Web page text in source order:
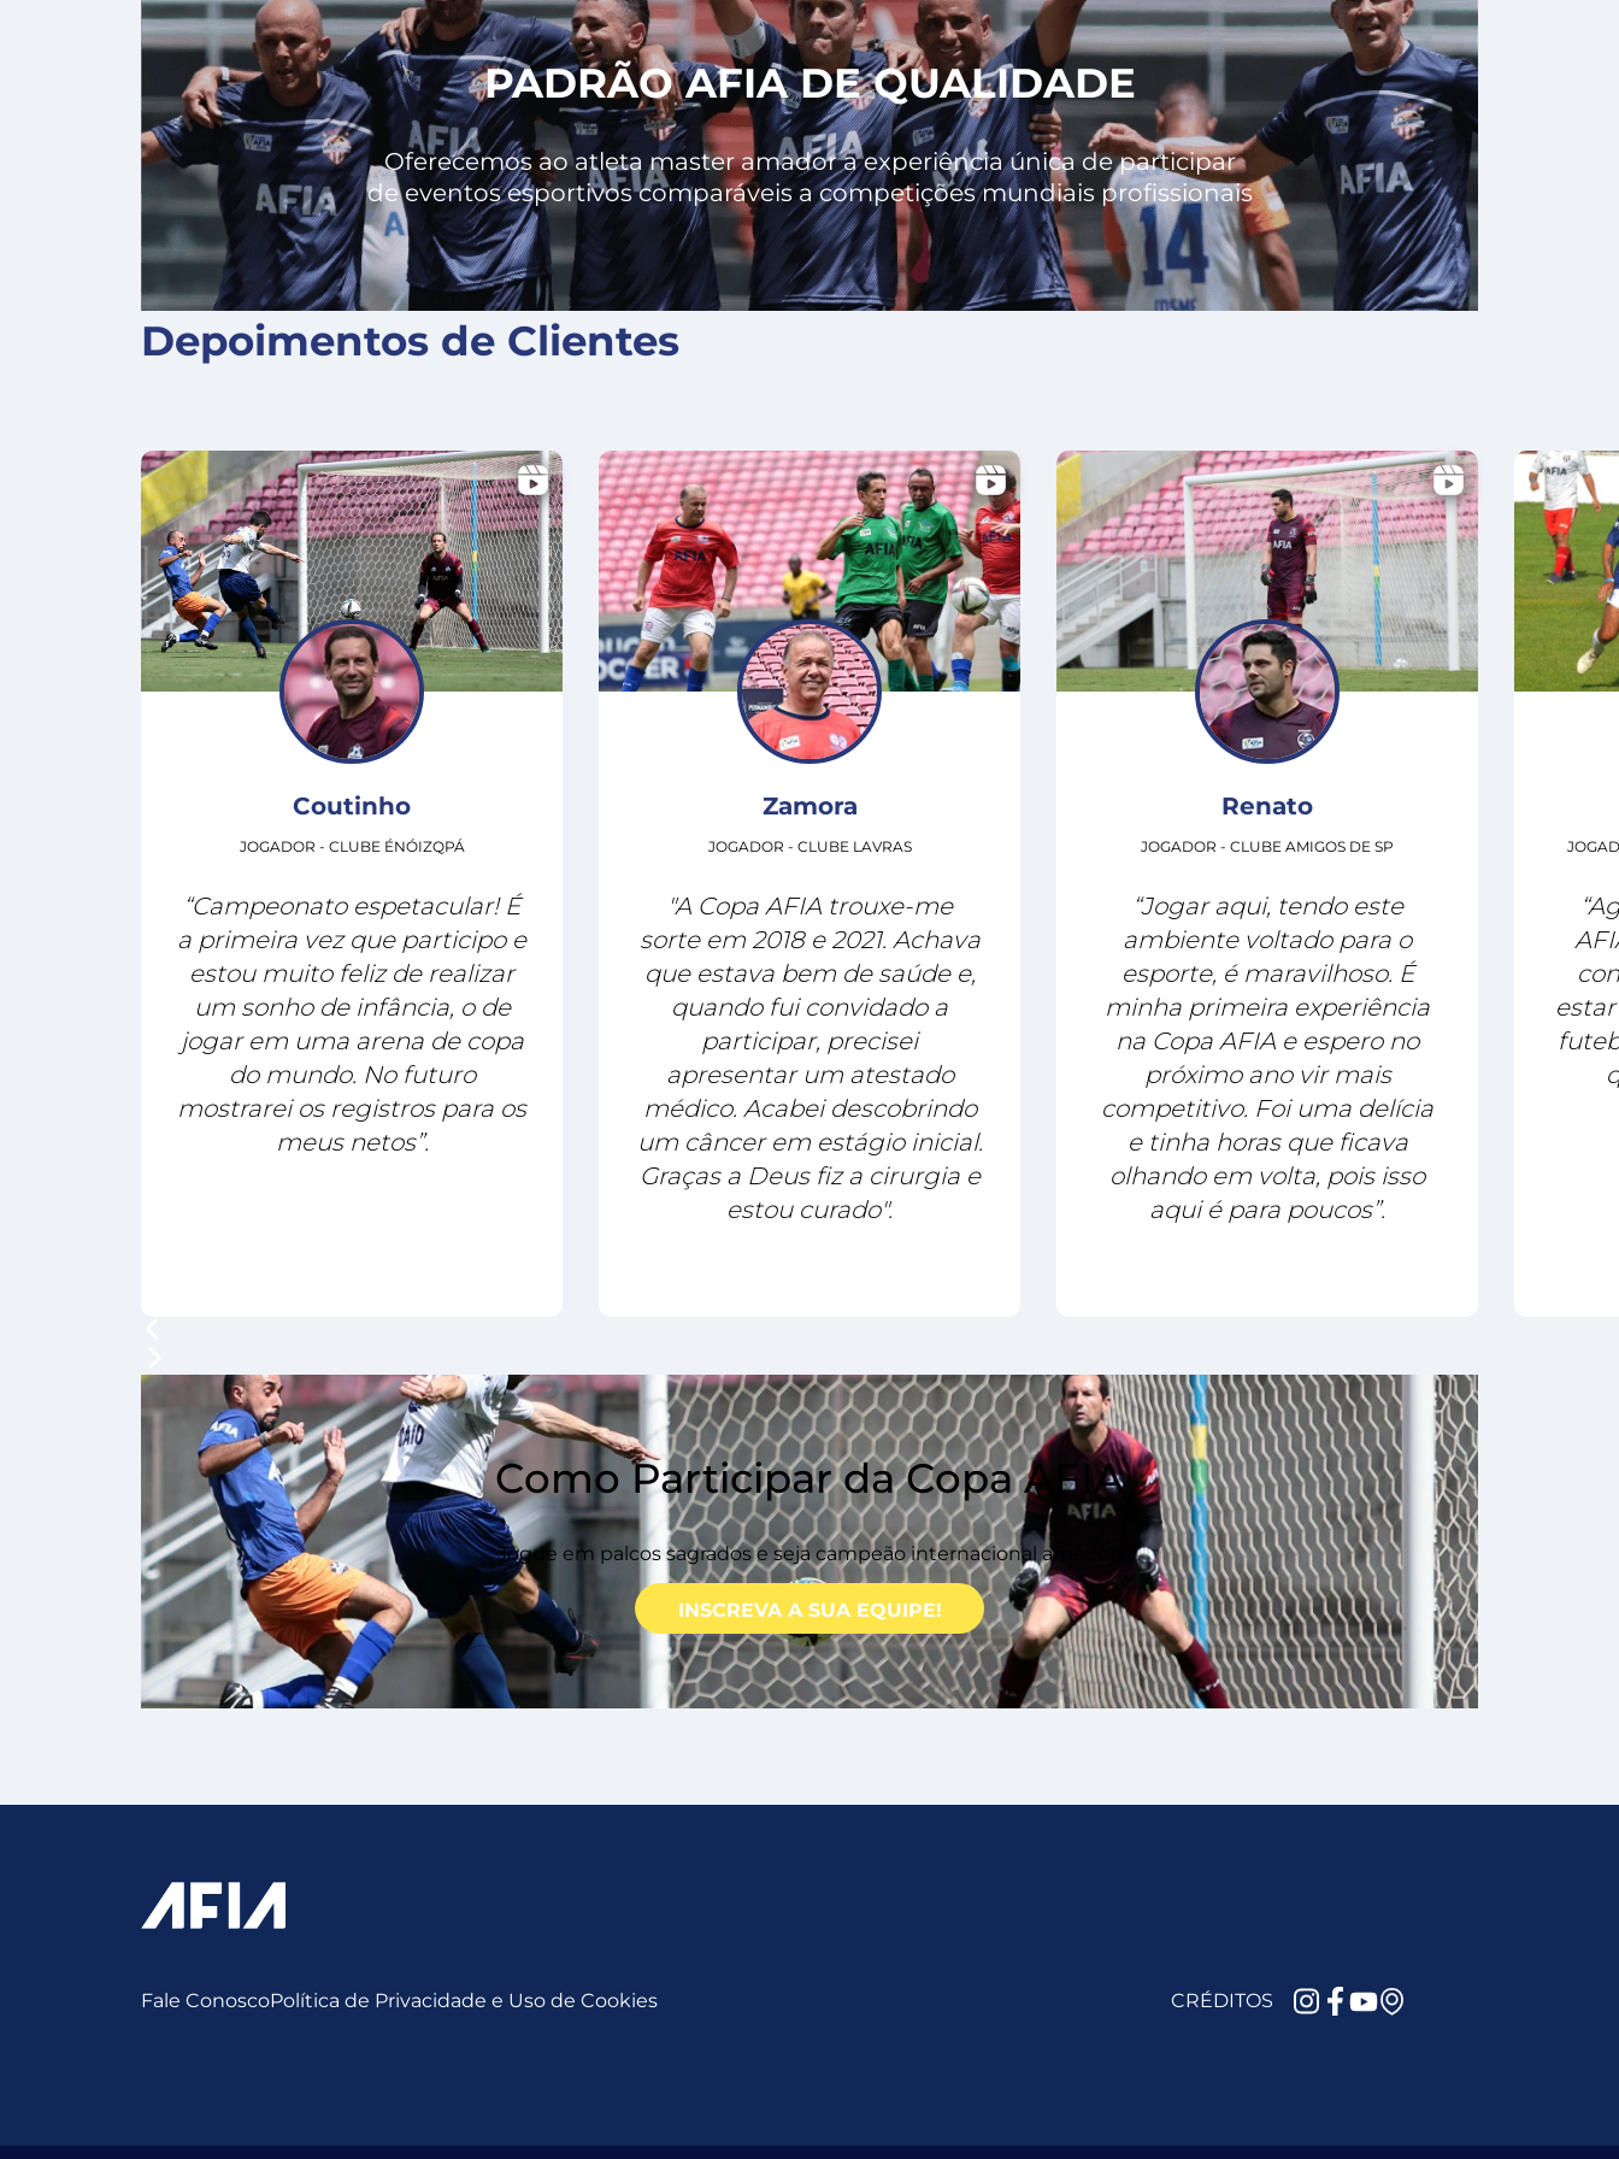
PADRÃO AFIA DE QUALIDADE
Oferecemos ao atleta master amador a experiência única de participar
de eventos esportivos comparáveis a competições mundiais profissionais
Depoimentos de Clientes
Coutinho
JOGADOR - CLUBE ÉNÓIZQPÁ
“Campeonato espetacular! É
a primeira vez que participo e
estou muito feliz de realizar
um sonho de infância, o de
jogar em uma arena de copa
do mundo. No futuro
mostrarei os registros para os
meus netos”.
X
Zamora
JOGADOR - CLUBE LAVRAS
"A Copa AFIA trouxe-me
sorte em 2018 e 2021. Achava
que estava bem de saúde e,
quando fui convidado a
participar, precisei
apresentar um atestado
médico. Acabei descobrindo
um câncer em estágio inicial.
Graças a Deus fiz a cirurgia e
estou curado".
X
Renato
JOGADOR - CLUBE AMIGOS DE SP
“Jogar aqui, tendo este
ambiente voltado para o
esporte, é maravilhoso. É
minha primeira experiência
na Copa AFIA e espero no
próximo ano vir mais
competitivo. Foi uma delícia
e tinha horas que ficava
olhando em volta, pois isso
aqui é para poucos”.
X X
Como Participar da Copa AFIA
Jogue em palcos sagrados e seja campeão internacional amador!
INSCREVA A SUA EQUIPE!
Fale ConoscoPolítica de Privacidade e Uso de Cookies CRÉDITOS